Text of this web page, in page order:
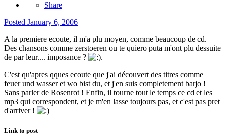
Share
Posted January 6, 2006
A la premiere ecoute, il m'a plu moyen, comme beaucoup de cd.
Des chansons comme zerstoeren ou te quiero puta m'ont plu dessuite
de par leur.... imposance ?
.
C'est qu'apres qques ecoute que j'ai découvert des titres comme
feuer und wasser et wo bist du, et j'en suis completement barjo !
Sans parler de Rosenrot ! Enfin, il tourne tout le temps ce cd et les
mp3 qui correspondent, et je m'en lasse toujours pas, et c'est pas pret
d'arriver !
Link to post